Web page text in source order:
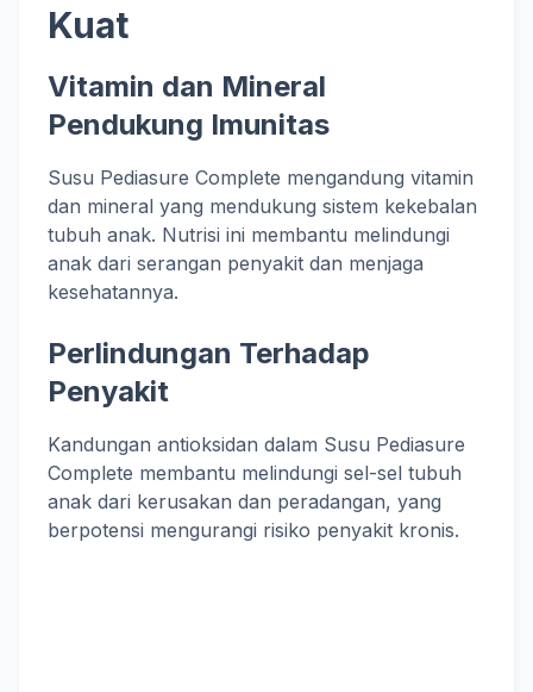
Kuat
Vitamin dan Mineral
Pendukung Imunitas
Susu Pediasure Complete mengandung vitamin
dan mineral yang mendukung sistem kekebalan
tubuh anak. Nutrisi ini membantu melindungi
anak dari serangan penyakit dan menjaga
kesehatannya.
Perlindungan Terhadap
Penyakit
Kandungan antioksidan dalam Susu Pediasure
Complete membantu melindungi sel-sel tubuh
anak dari kerusakan dan peradangan, yang
berpotensi mengurangi risiko penyakit kronis.